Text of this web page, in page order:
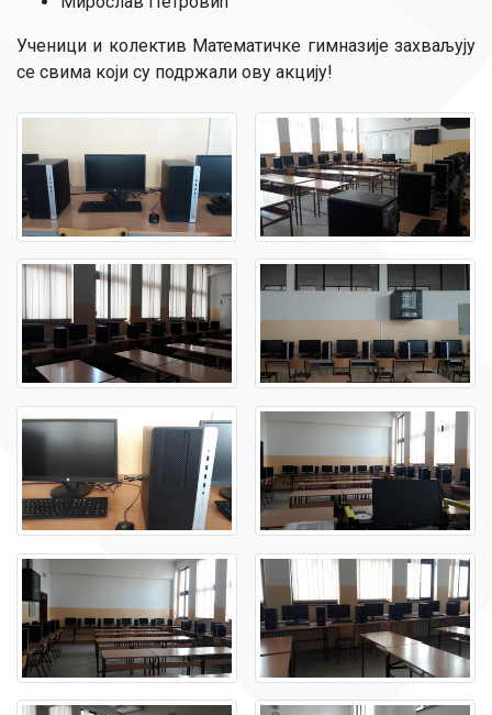
Ученици и колектив Математичке гимназије захваљују
се свима који су подржали ову акцију!